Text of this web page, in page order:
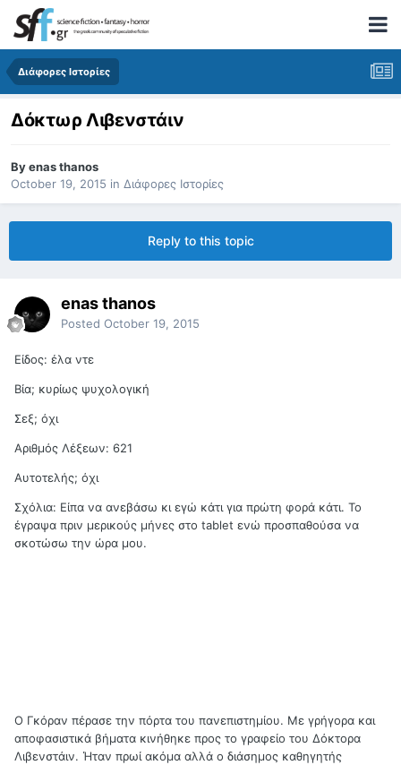
Διάφορες Ιστορίες
Δόκτωρ Λιβενστάιν
Byenas thanos
October 19, 2015 in Διάφορες Ιστορίες
Reply to this topic
enas thanos
Posted October 19, 2015
Είδος: έλα ντε
Βία; κυρίως ψυχολογική
Σεξ; όχι
Αριθμός Λέξεων: 621
Αυτοτελής; όχι
Σχόλια: Είπα να ανεβάσω κι εγώ κάτι για πρώτη φορά κάτι. Το
έγραψα πριν μερικούς μήνες στο tablet ενώ προσπαθούσα να
σκοτώσω την ώρα μου.
Ο Γκόραν πέρασε την πόρτα του πανεπιστημίου. Με γρήγορα και
αποφασιστικά βήματα κινήθηκε προς το γραφείο του Δόκτορα
Λιβενστάιν. Ήταν πρωί ακόμα αλλά ο διάσημος καθηγητής